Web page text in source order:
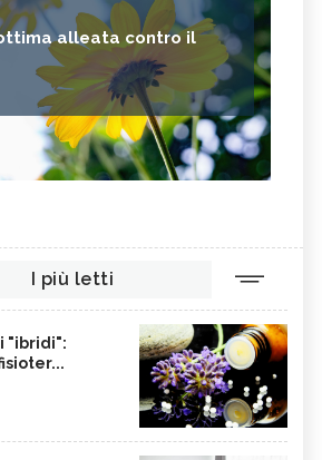
alleata contro il
I più letti
"ibridi":